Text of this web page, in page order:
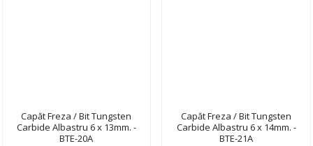
Capăt Freza / Bit Tungsten
Carbide Albastru 6 x 13mm. -
BTE-20A
Capăt Freza / Bit Tungsten
Carbide Albastru 6 x 14mm. -
BTE-21A